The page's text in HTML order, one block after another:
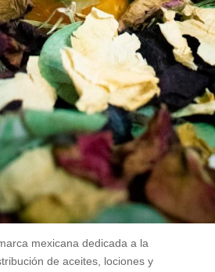
mexicana dedicada a la
de aceites, lociones y